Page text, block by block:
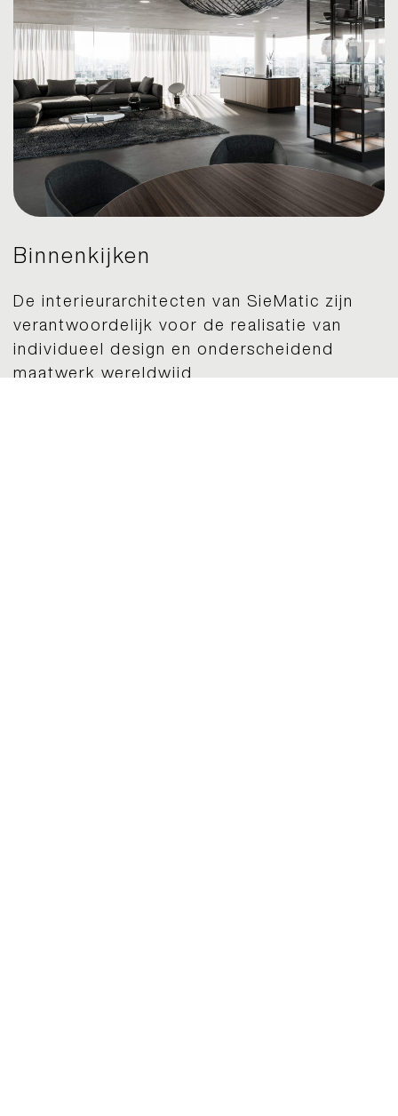
Binnenkijken
De interieurarchitecten van SieMatic zijn
verantwoordelijk voor de realisatie van
individueel design en onderscheidend
maatwerk wereldwijd.